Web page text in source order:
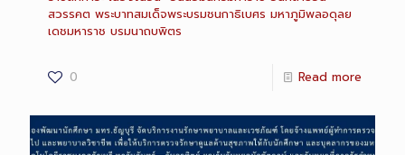
สวรรคต พระบาทสมเด็จพระบรมชนกาธิเบศร มหาภูมิพลอดุลย
เดชมหาราช บรมนาถบพิตร
0 Read more